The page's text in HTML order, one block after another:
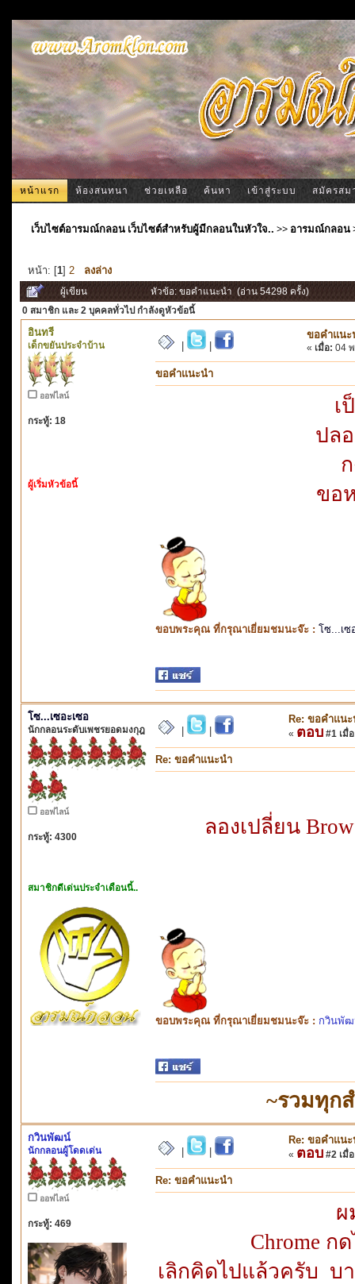
หน้าแรก ห้องสนทนา ช่วยเหลือ ค้นหา เข้าสู่ระบบ สมัครสม
เว็บไซต์อารมณ์กลอน เว็บไซต์สำหรับผู้มีกลอนในหัวใจ.. >> อารมณ์กลอน
หน้า: [1] 2 ลงล่าง
ผู้เขียน
หัวข้อ: ขอคำแนะนำ (อ่าน 54298 ครั้ง)
0 สมาชิก และ 2 บุคคลทั่วไป กำลังดูหัวข้อนี้
อินทรี
เด็กขยันประจำบ้าน
ออฟไลน์
กระทู้: 18
ผู้เริ่มหัวข้อนี้
ขอคำแนะ
« เมื่อ: 04
ขอคำแนะนำ
เ
ปล
ขอ
ขอบพระคุณ ที่กรุณาเยี่ยมชมนะจ๊ะ : โซ...เซ
โซ...เซอะเซอ
นักกลอนระดับเพชรยอดมงกุฎ
ออฟไลน์
กระทู้: 4300
สมาชิกดีเด่นประจำเดือนนี้..
Re: ขอคำแนะ
« ตอบ #1 เมื่
Re: ขอคำแนะนำ
ลองเปลี่ยน
ขอบพระคุณ ที่กรุณาเยี่ยมชมนะจ๊ะ : กวินพั
~รวมทุก
กวินพัฒน์
นักกลอนผู้โดดเด่น
ออฟไลน์
กระทู้: 469
Re: ขอคำแนะ
« ตอบ #2 เมื่
Re: ขอคำแนะนำ
ผ
Chrome ก
เลิกคิดไปแล้วครับ บ